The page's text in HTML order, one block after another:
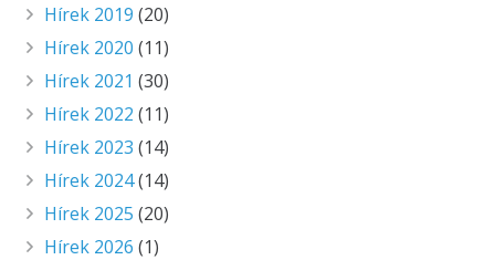
Hírek 2019 (20)
Hírek 2020 (11)
Hírek 2021 (30)
Hírek 2022 (11)
Hírek 2023 (14)
Hírek 2024(14)
Hírek 2025 (20)
Hírek 2026 (1)